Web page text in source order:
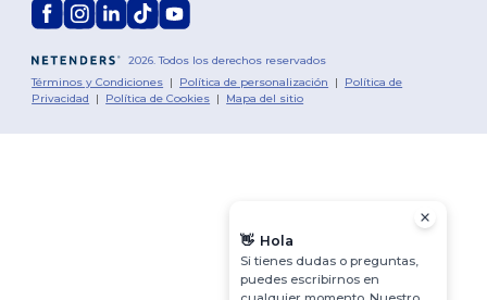
2026. Todos los derechos reservados
Términos y Condiciones | Política de personalización | Política de
Privacidad | Política de Cookies | Mapa del sitio
👋 Hola
Si tienes dudas o preguntas,
puedes escribirnos en